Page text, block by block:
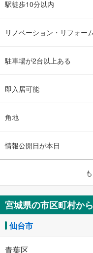
駅徒歩10分以内
リノベーション・リフォー
駐車場が2台以上ある
即入居可能
角地
情報公開日が本日
宮城県の市区町村か
仙台市
青葉区